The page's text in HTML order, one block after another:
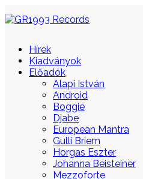
Hírek
Kiadványok
Előadók
Alapi István
Android
Boggie
Djabe
European Mantra
Gulli Briem
Horgas Eszter
Johanna Beisteiner
Mezzoforte